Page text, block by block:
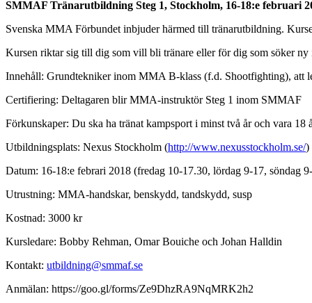
SMMAF Tränarutbildning Steg 1, Stockholm, 16-18:e februari
Svenska MMA Förbundet inbjuder härmed till tränarutbildning.
Kursen riktar sig till dig som vill bli tränare eller för dig som söker ny
Innehåll: Grundtekniker inom MMA B-klass (f.d. Shootfighting), att
Certifiering: Deltagaren blir MMA-instruktör Steg 1 inom SMMAF
Förkunskaper: Du ska ha tränat kampsport i minst två år och vara 18
Utbildningsplats: Nexus Stockholm (http://www.nexusstockholm.se/)
Datum: 16-18:e febrari 2018 (fredag 10-17.30, lördag 9-17, söndag
Utrustning: MMA-handskar, benskydd, tandskydd, susp
Kostnad: 3000 kr
Kursledare: Bobby Rehman, Omar Bouiche och Johan Halldin
Kontakt: utbildning@smmaf.se
Anmälan: https://goo.gl/forms/Ze9DhzRA9NqMRK2h2